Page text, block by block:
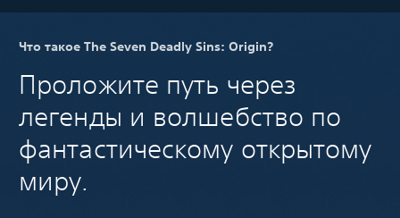
Что такое The Seven Deadly Sins: Origin?
Проложите путь через
легенды и волшебство по
фантастическому открытому
миру.